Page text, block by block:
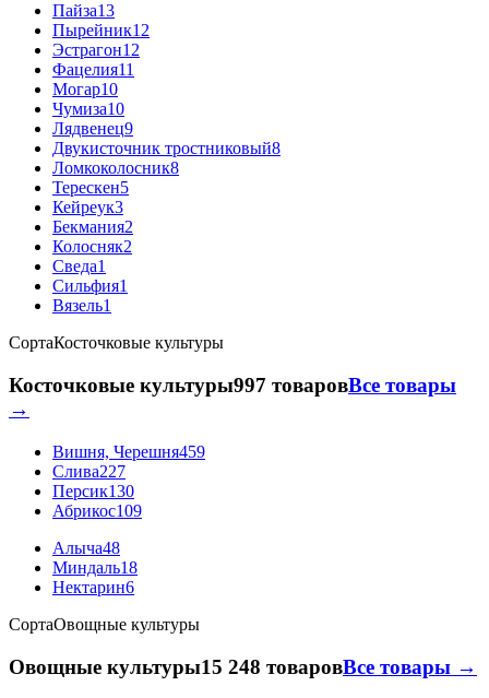
Пайза13
Пырейник12
Эстрагон12
Фацелия11
Могар10
Чумиза10
Лядвенец9
Двукисточник тростниковый8
Ломкоколосник8
Терескен5
Кейреук3
Бекмания2
Колосняк2
Сведа1
Сильфия1
Вязель1
СортаКосточковые культуры
Косточковые культуры997 товаровВсе товары
→
Вишня, Черешня459
Слива227
Персик130
Абрикос109
Алыча48
Миндаль18
Нектарин6
СортаОвощные культуры
Овощные культуры15 248 товаровВсе товары →